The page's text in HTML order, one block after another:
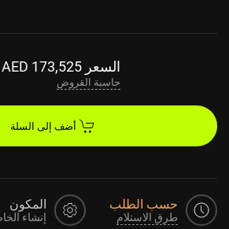
السعر AED 173,525
حاسبة القروض
أضف إلى السلة
حسب الطلب
طرق الاستلام
المكون
إنشاء